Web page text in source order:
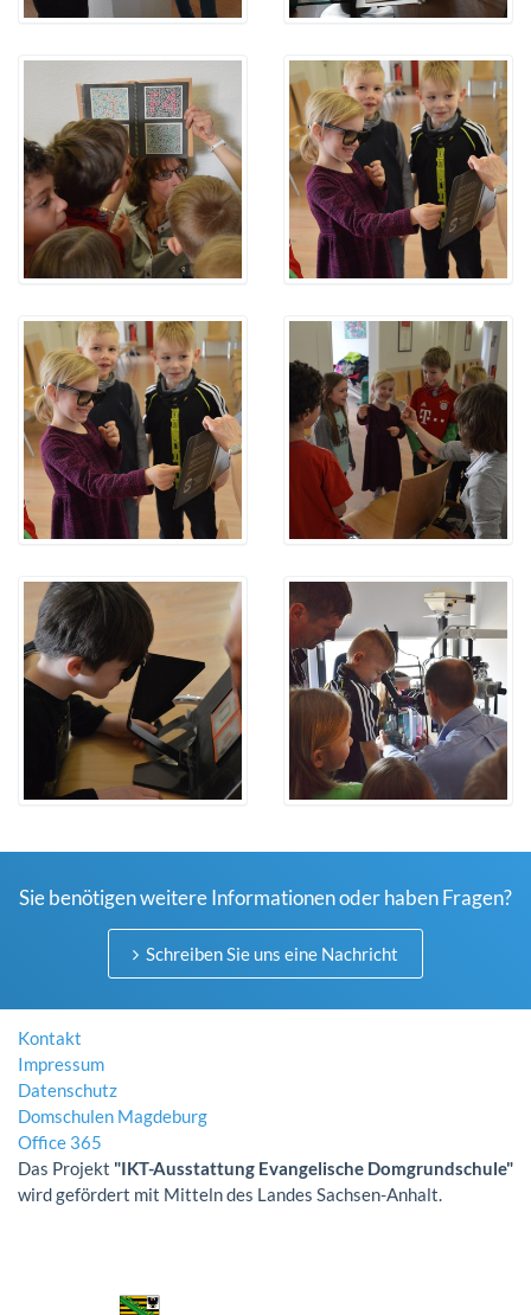
Sie benötigen weitere Informationen oder haben Fragen?
Schreiben Sie uns eine Nachricht
Kontakt
Impressum
Datenschutz
Domschulen Magdeburg
Office 365
Das Projekt "IKT-Ausstattung Evangelische Domgrundschule"
wird gefördert mit Mitteln des Landes Sachsen-Anhalt.